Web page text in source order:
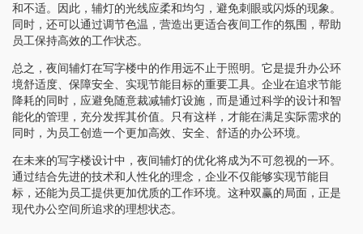
和不适。因此，辅灯的光线应柔和均匀，避免刺眼或闪烁的现象。
同时，还可以通过调节色温，营造出更适合夜间工作的氛围，帮助
员工保持高效的工作状态。
总之，夜间辅灯在写字楼中的作用远不止于照明。它是提升办公环
境舒适度、保障安全、实现节能目标的重要工具。企业在追求节能
降耗的同时，应避免随意裁减辅灯设施，而是通过科学的设计和智
能化的管理，充分发挥其价值。只有这样，才能在满足实际需求的
同时，为员工创造一个更加高效、安全、舒适的办公环境。
在未来的写字楼设计中，夜间辅灯的优化将成为不可忽视的一环。
通过结合先进的技术和人性化的理念，企业不仅能够实现节能目
标，还能为员工提供更加优质的工作环境。这种双赢的局面，正是
现代办公空间所追求的理想状态。